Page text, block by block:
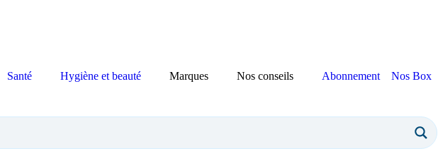
Santé Hygiène et beauté Marques Nos conseils Abonnement Nos Box